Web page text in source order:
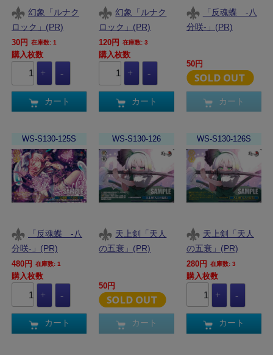
幻象「ルナク
ロック」(PR)
30円 在庫数: 1
購入枚数
カート
幻象「ルナク
ロック」(PR)
120円 在庫数: 3
購入枚数
カート
「反魂蝶 ‐八
分咲‐」(PR)
50円
カート
WS-S130-125S
「反魂蝶 ‐八
分咲‐」(PR)
480円 在庫数: 1
購入枚数
カート
WS-S130-126
天上剣「天人
の五衰」(PR)
50円
カート
WS-S130-126S
天上剣「天人
の五衰」(PR)
280円 在庫数: 3
購入枚数
カート